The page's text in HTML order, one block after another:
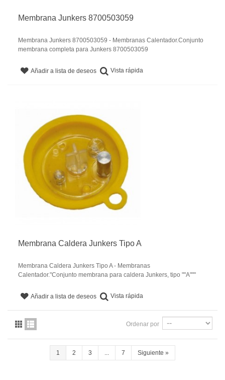
Membrana Junkers 8700503059
Membrana Junkers 8700503059 - Membranas Calentador.Conjunto
membrana completa para Junkers 8700503059
Añadir a lista de deseos Vista rápida
Membrana Caldera Junkers Tipo A
Membrana Caldera Junkers Tipo A - Membranas
Calentador."Conjunto membrana para caldera Junkers, tipo ""A"""
Añadir a lista de deseos Vista rápida
Ordenar por
1 2 3 7 Siguiente »